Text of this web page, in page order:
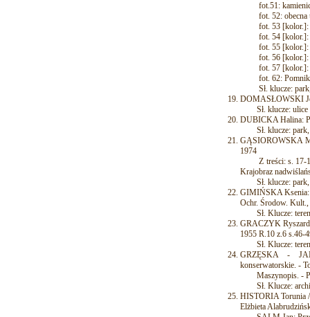
fot.51: kamienice
fot. 52: obecna
fot. 53 [kolor.]:
fot. 54 [kolor.]:
fot. 55 [kolor.]:
fot. 56 [kolor.]:
fot. 57 [kolor.]:
fot. 62: Pomnik
Sł. klucze: park,
DOMASŁOWSKI
Sł. klucze: ulice
DUBICKA Halina:
Sł. klucze: park,
GĄSIOROWSKA
1974
Z treści: s. 17-18:
Krajobraz
Sł. klucze: park,
GIMIŃSKA Ksenia:
Ochr. Środow.
Sł. Klucze:
GRACZYK
1955 R.10 z.6 s.46-
Sł. Klucze:
GRZĘSKA -
konserwatorskie. -
Maszynopis. -
Sł. Klucze:
HISTORIA Torunia
Elżbieta